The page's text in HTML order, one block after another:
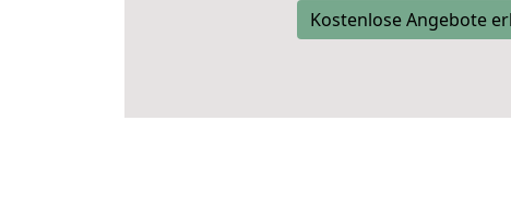
Kostenlose Angebote